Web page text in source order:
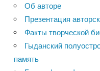
Об авторе
Презентация
Факты творческой
Гыданский
память